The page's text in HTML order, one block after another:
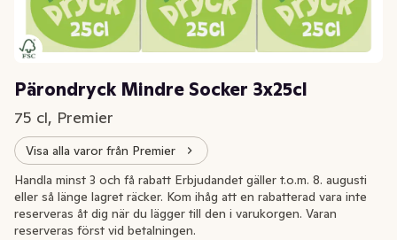
Pärondryck Mindre Socker 3x25cl
75 cl, Premier
Visa alla varor från Premier
Handla minst 3 och få rabatt Erbjudandet gäller t.o.m. 8. augusti
eller så länge lagret räcker. Kom ihåg att en rabatterad vara inte
reserveras åt dig när du lägger till den i varukorgen. Varan
reserveras först vid betalningen.